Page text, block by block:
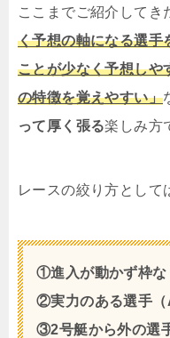
ここまでご紹介してき
く予想の軸になる選手
ことが少なく予想しや
の特徴を覚えやすい」
って厚く張る楽しみ方
レースの絞り方として
①進入が動かず枠な
②実力のある選手（
③2号艇から外の選